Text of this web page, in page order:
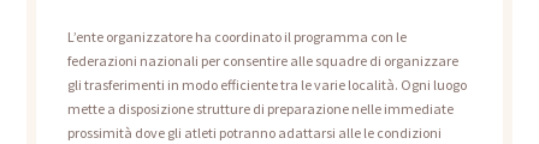
L’ente organizzatore ha coordinato il programma con le
federazioni nazionali per consentire alle squadre di organizzare
gli trasferimenti in modo efficiente tra le varie località. Ogni luogo
mette a disposizione strutture di preparazione nelle immediate
prossimità dove gli atleti potranno adattarsi alle le condizioni